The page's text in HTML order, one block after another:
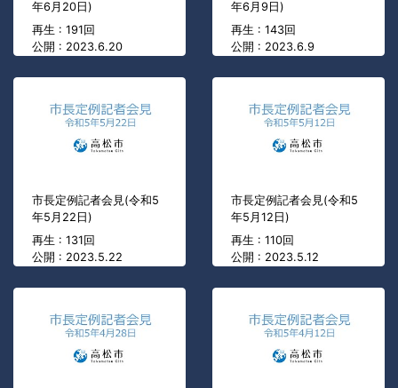
年6月20日)
再生 : 191回
公開 : 2023.6.20
年6月9日)
再生 : 143回
公開 : 2023.6.9
市長定例記者会見(令和5
年5月22日)
再生 : 131回
公開 : 2023.5.22
市長定例記者会見(令和5
年5月12日)
再生 : 110回
公開 : 2023.5.12